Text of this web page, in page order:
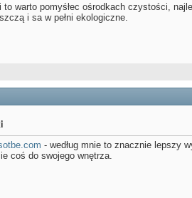
warto pomyśłec ośrodkach czystości,
i sa w pełni ekologiczne.
- według mnie to znacznie lepszy
coś do swojego wnętrza.